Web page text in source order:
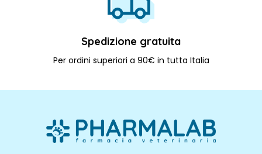
Spedizione gratuita
Per ordini superiori a 90€ in tutta Italia